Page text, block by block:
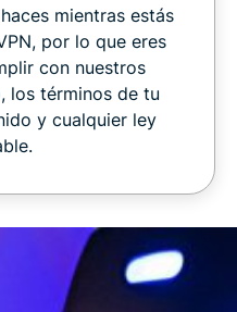
mientras estás
por lo que eres
con nuestros
los términos de tu
y cualquier ley